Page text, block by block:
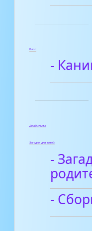
Блог
-
Диафильмы
Загадки для детей
-
-